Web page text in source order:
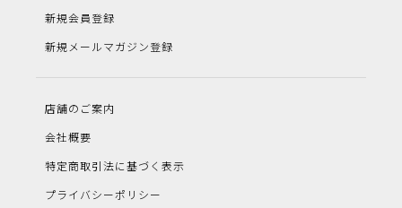
新規会員登録
新規メールマガジン登録
店舗のご案内
会社概要
特定商取引法に基づく表示
プライバシーポリシー